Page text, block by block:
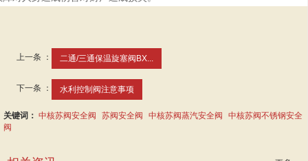
上一条 ： 二通/三通保温旋塞阀BX...
下一条 ： 水利控制阀注意事项
关键词： 中核苏阀安全阀 苏阀安全阀 中核苏阀蒸汽安全阀
中核苏阀不锈钢安全
阀